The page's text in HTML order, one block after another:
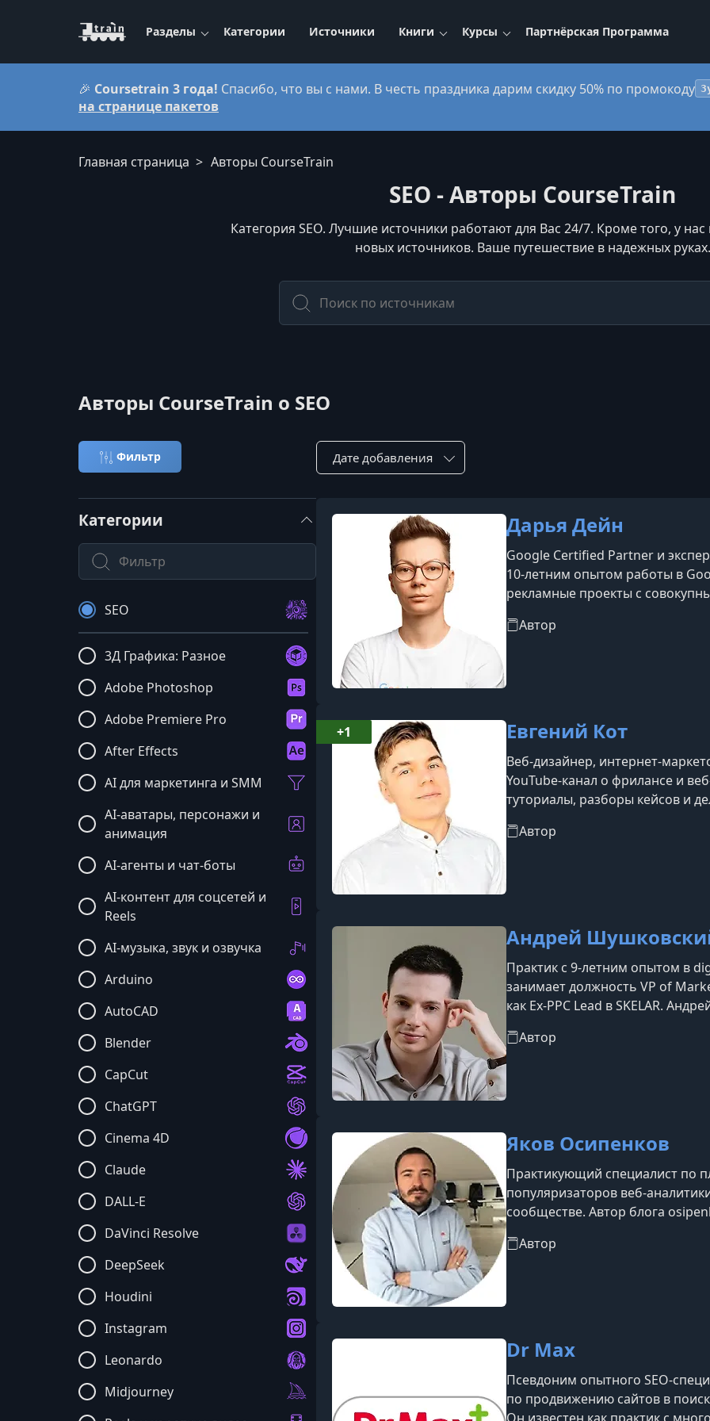
Разделы Категории Источники Книги Курсы Партнёрская Программа
🎉 Coursetrain 3 года! Спасибо, что вы с нами. В честь праздника дарим скидку 50% по промокоду
на странице пакетов
Главная страница Авторы CourseTrain
SEO - Авторы CourseTrain
Категория SEO. Лучшие источники работают для Вас 24/7. Кроме того, у
новых источников. Ваше путешествие в надежных руках.
Авторы CourseTrain о SEO
Фильтр Сортировка по:
Категории
Поиск по категории
SEO
3Д Графика: Разное
Adobe Photoshop
Adobe Premiere Pro
After Effects
AI для маркетинга и SMM
AI-аватары, персонажи и
анимация
AI-агенты и чат-боты
AI-контент для соцсетей и
Reels
AI-музыка, звук и озвучка
Arduino
AutoCAD
Blender
CapCut
ChatGPT
Cinema 4D
Claude
DALL-E
DaVinci Resolve
DeepSeek
Houdini
Instagram
Leonardo
Midjourney
Дарья Дейн
Google Certified Partner и
10-летним опытом работы в
рекламные проекты с
крупнейших онлайн-школ,
Автор
Евгений Кот
Веб-дизайнер, интернет-
YouTube-канал о фрилансе и
туториалы, разборы кейсов и
Автор
+1
Андрей
Практик с 9-летним опытом в
занимает должность VP of
как Ex-PPC Lead в SKELAR.
Автор
Яков Осипенков
Практикующий специалист по
популяризаторов веб-
сообществе. Автор блога
электронного издания по
Автор
Dr Max
Псевдоним опытного SEO-
по продвижению сайтов в